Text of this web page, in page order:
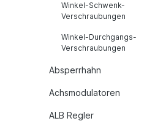
Winkel-Schwenk-
Verschraubungen
Winkel-Durchgangs-
Verschraubungen
Absperrhahn
Achsmodulatoren
ALB Regler